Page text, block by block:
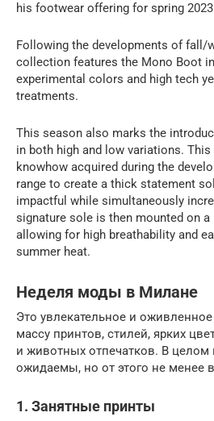
his footwear offering for spring
Following the developments of fall/
collection features the Mono Boot
experimental colors and high tech
treatments.
This season also marks the
in both high and low variations.
knowhow acquired during the
range to create a thick statement
impactful while simultaneously
signature sole is then mounted on
allowing for high breathability and
summer heat.
Неделя моды в Милане
Это увлекательное и
массу принтов, стилей, ярких
и животных отпечатков. В
ожидаемы, но от этого не менее
1. Занятные принты